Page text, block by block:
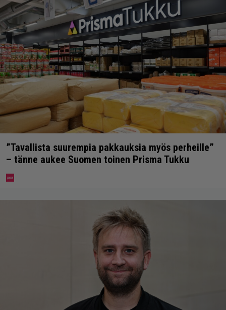
”Tavallista suurempia pakkauksia myös perheille”
– tänne aukee Suomen toinen Prisma Tukku